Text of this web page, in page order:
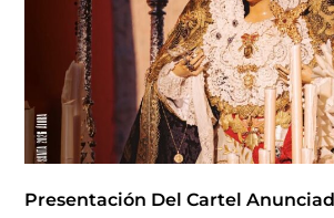
Presentación Del Cartel